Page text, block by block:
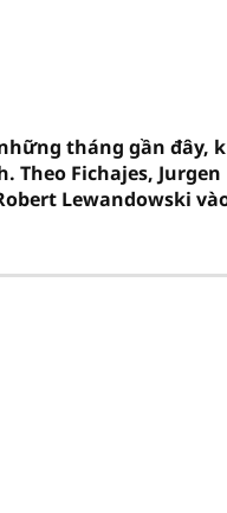
tháng gần đây,
Fichajes, Jurgen
Lewandowski